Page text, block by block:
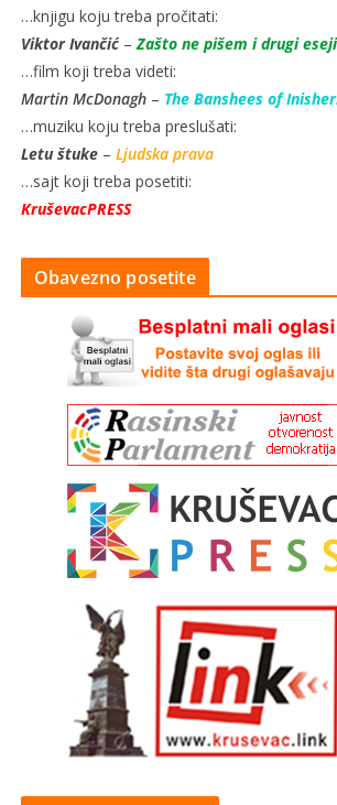
…knjigu koju treba pročitati:
Viktor Ivančić– Zašto ne pišem i drugi eseji
…film koji treba videti:
Martin McDonagh – The Banshees of
…muziku koju treba preslušati:
Letu štuke – Ljudska prava
…sajt koji treba posetiti:
KruševacPRESS
Obavezno posetite